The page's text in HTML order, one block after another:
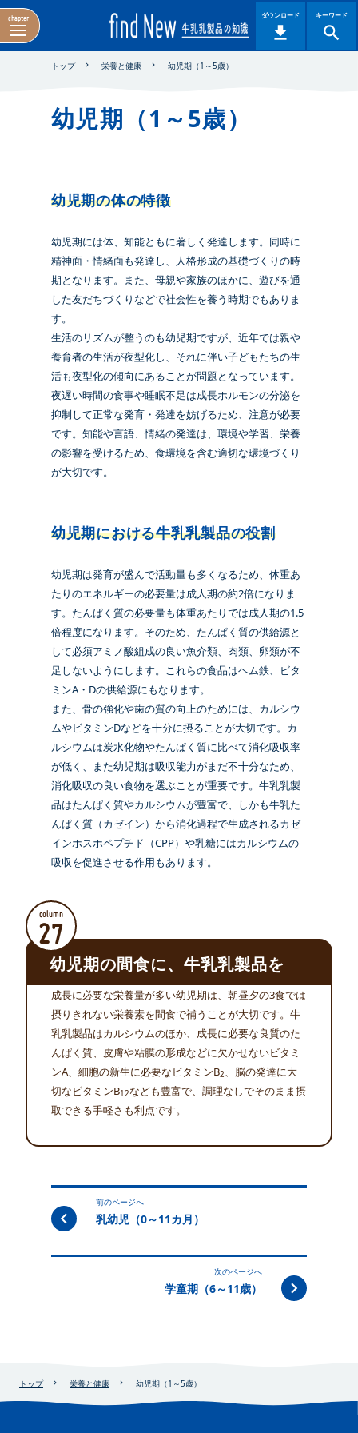
ダウンロード キーワード
chapter
トップ 栄養と健康 幼児期（1～5歳）
幼児期（1～5歳）
幼児期の体の特徴
幼児期には体、知能ともに著しく発達します。同時に
精神面・情緒面も発達し、人格形成の基礎づくりの時
期となります。また、母親や家族のほかに、遊びを通
した友だちづくりなどで社会性を養う時期でもありま
す。
生活のリズムが整うのも幼児期ですが、近年では親や
養育者の生活が夜型化し、それに伴い子どもたちの生
活も夜型化の傾向にあることが問題となっています。
夜遅い時間の食事や睡眠不足は成長ホルモンの分泌を
抑制して正常な発育・発達を妨げるため、注意が必要
です。知能や言語、情緒の発達は、環境や学習、栄養
の影響を受けるため、食環境を含む適切な環境づくり
が大切です。
幼児期における牛乳乳製品の役割
幼児期は発育が盛んで活動量も多くなるため、体重あ
たりのエネルギーの必要量は成人期の約2倍になりま
す。たんぱく質の必要量も体重あたりでは成人期の1.5
倍程度になります。そのため、たんぱく質の供給源と
して必須アミノ酸組成の良い魚介類、肉類、卵類が不
足しないようにします。これらの食品はヘム鉄、ビタ
ミンA・Dの供給源にもなります。
また、骨の強化や歯の質の向上のためには、カルシウ
ムやビタミンDなどを十分に摂ることが大切です。カ
ルシウムは炭水化物やたんぱく質に比べて消化吸収率
が低く、また幼児期は吸収能力がまだ不十分なため、
消化吸収の良い食物を選ぶことが重要です。牛乳乳製
品はたんぱく質やカルシウムが豊富で、しかも牛乳た
んぱく質（カゼイン）から消化過程で生成されるカゼ
インホスホペプチド（CPP）や乳糖にはカルシウムの
吸収を促進させる作用もあります。
column
27
幼児期の間食に、牛乳乳製品を
成長に必要な栄養量が多い幼児期は、朝昼夕の3食では
摂りきれない栄養素を間食で補うことが大切です。牛
乳乳製品はカルシウムのほか、成長に必要な良質のた
んぱく質、皮膚や粘膜の形成などに欠かせないビタミ
ンA、細胞の新生に必要なビタミンB2、脳の発達に大
切なビタミンB12なども豊富で、調理なしでそのまま摂
取できる手軽さも利点です。
前のページへ
乳幼児（0～11カ月）
次のページへ
学童期（6～11歳）
トップ 栄養と健康 幼児期（1～5歳）